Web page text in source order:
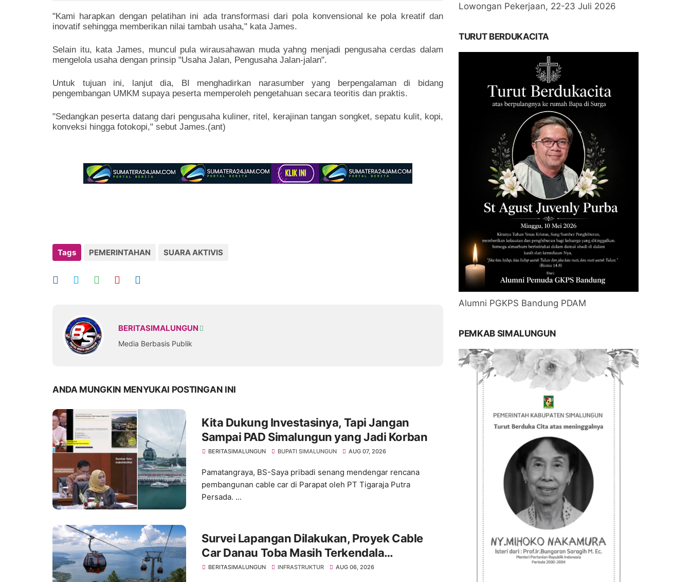
Simalungun
"Kami harapkan dengan pelatihan ini ada transformasi dari pola konvensional ke pola kreatif dan
inovatif sehingga memberikan nilai tambah usaha," kata James.
Selain itu, kata James, muncul pula wirausahawan muda yahng menjadi pengusaha cerdas dalam
mengelola usaha dengan prinsip "Usaha Jalan, Pengusaha Jalan-jalan".
Untuk tujuan ini, lanjut dia, BI menghadirkan narasumber yang berpengalaman di bidang
pengembangan UMKM supaya peserta memperoleh pengetahuan secara teoritis dan praktis.
"Sedangkan peserta datang dari pengusaha kuliner, ritel, kerajinan tangan songket, sepatu kulit, kopi,
konveksi hingga fotokopi," sebut James.(ant)
Tags PEMERINTAHAN SUARA AKTIVIS
BERITASIMALUNGUN
Media Berbasis Publik
ANDA MUNGKIN MENYUKAI POSTINGAN INI
Kita Dukung Investasinya, Tapi Jangan
Sampai PAD Simalungun yang Jadi Korban
BERITASIMALUNGUN BUPATI SIMALUNGUN AUG 07, 2026
Pamatangraya, BS-Saya pribadi senang mendengar rencana
pembangunan cable car di Parapat oleh PT Tigaraja Putra
Persada. ...
Survei Lapangan Dilakukan, Proyek Cable
Car Danau Toba Masih Terkendala
Pembebasan BPHTB di Sebagian Lahan
BERITASIMALUNGUN INFRASTRUKTUR AUG 06, 2026
Lowongan Pekerjaan, 22-23 Juli 2026
TURUT BERDUKACITA
Alumni PGKPS Bandung PDAM
PEMKAB SIMALUNGUN